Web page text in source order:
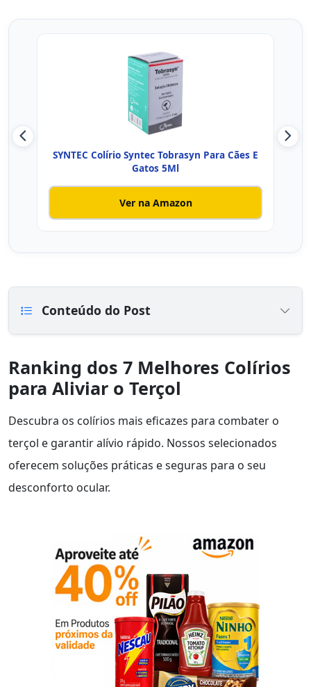
SYNTEC Colírio Syntec Tobrasyn Para Cães E
Gatos 5Ml
Ver na Amazon
Conteúdo do Post
Ranking dos 7 Melhores Colírios
para Aliviar o Terçol
Descubra os colírios mais eficazes para combater o
terçol e garantir alívio rápido. Nossos selecionados
oferecem soluções práticas e seguras para o seu
desconforto ocular.